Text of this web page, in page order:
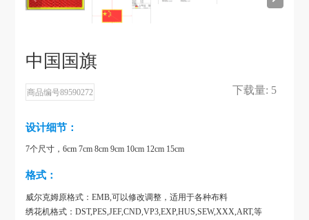
中国国旗
下载量: 5
商品编号89590272
设计细节：
7个尺寸，6cm 7cm 8cm 9cm 10cm 12cm 15cm
格式：
威尔克姆原格式：EMB,可以修改调整，适用于各种布料
绣花机格式：DST,PES,JEF,CND,VP3,EXP,HUS,SEW,XXX,ART,等